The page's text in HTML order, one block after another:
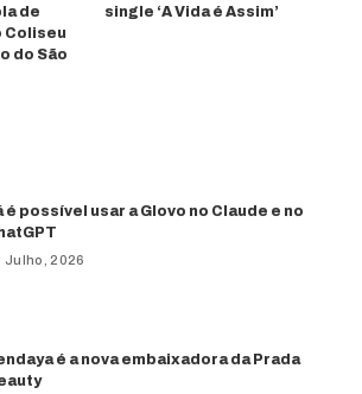
de
Coliseu
do São
single ‘A Vida é Assim’
é possível usar a Glovo no Claude e no
Julho, 2026
é a nova embaixadora da Prada